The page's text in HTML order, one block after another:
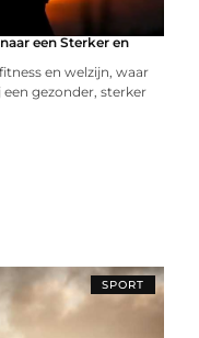
een Sterker en
en welzijn, waar
gezonder, sterker
SPORT